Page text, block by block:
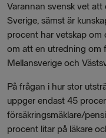
Varannan svensk vet
Sverige, sämst är
procent har vetskap om
om att en utredning om
Mellansverige och
På frågan i hur stor
uppger endast 45
försäkringsmäklare/
procent litar på läkare